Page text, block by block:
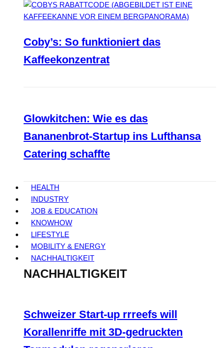
Coby’s: So funktioniert das
Kaffeekonzentrat
Glowkitchen: Wie es das
Bananenbrot-Startup ins Lufthansa
Catering schaffte
HEALTH
INDUSTRY
JOB & EDUCATION
KNOWHOW
LIFESTYLE
MOBILITY & ENERGY
NACHHALTIGKEIT
NACHHALTIGKEIT
Schweizer Start-up rrreefs will
Korallenriffe mit 3D-gedruckten